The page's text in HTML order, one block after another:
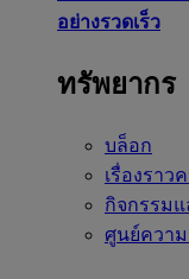
อย่างรวดเร็ว
ทรัพยากร
บล็อก
เรื่องราว
กิจกรรม
ศูนย์ควา